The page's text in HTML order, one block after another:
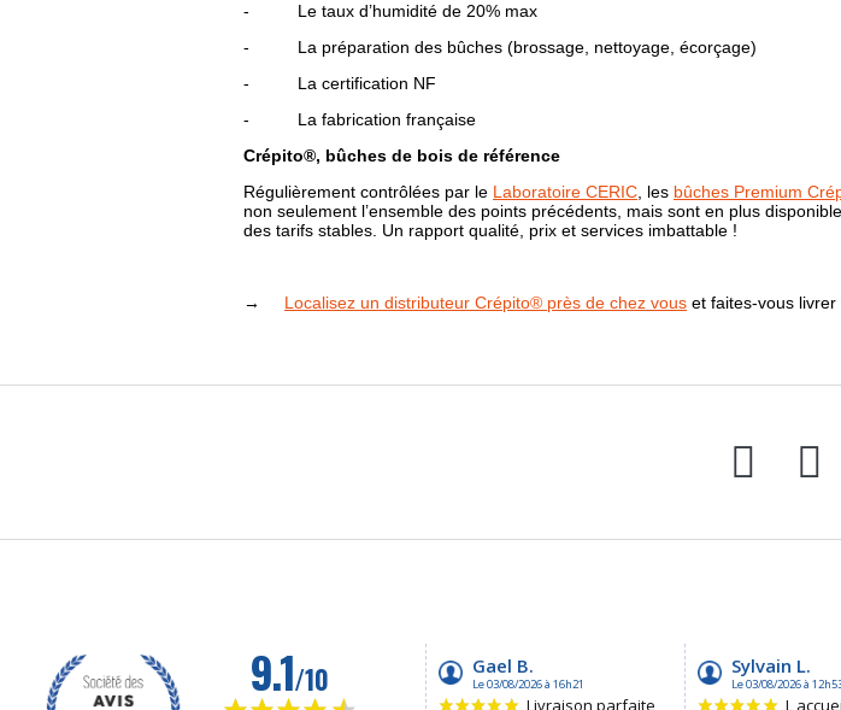
- Le taux d’humidité de 20% max
- La préparation des bûches (brossage, nettoyage, écorçage)
- La certification NF
- La fabrication française
Crépito®, bûches de bois de référence
Régulièrement contrôlées par le Laboratoire CERIC , les bûches Premium
non seulement l’ensemble des points précédents, mais sont en plus
des tarifs stables. Un rapport qualité, prix et services imbattable !
→ Localisez un distributeur Crépito® près de chez vous et faites-vous